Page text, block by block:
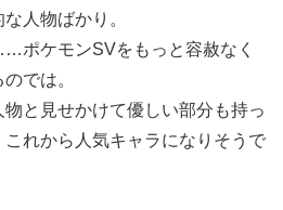
人物ばかり。
ポケモンSVをもっと容赦なく
では。
と見せかけて優しい部分も持っ
れから人気キャラになりそうで